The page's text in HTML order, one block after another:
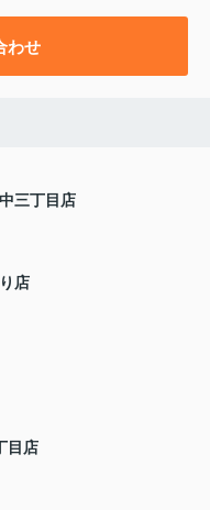
わせ
三丁目店
店
目店